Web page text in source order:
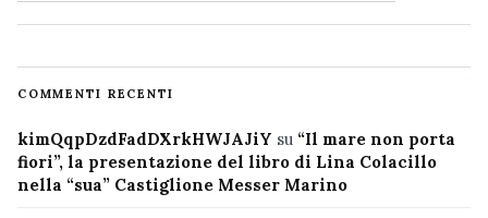
COMMENTI RECENTI
kimQqpDzdFadDXrkHWJAJiY su “Il mare non porta
fiori”, la presentazione del libro di Lina Colacillo
nella “sua” Castiglione Messer Marino